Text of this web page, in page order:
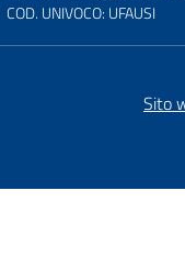
COD. UNIVOCO: UFAUSI
Sito